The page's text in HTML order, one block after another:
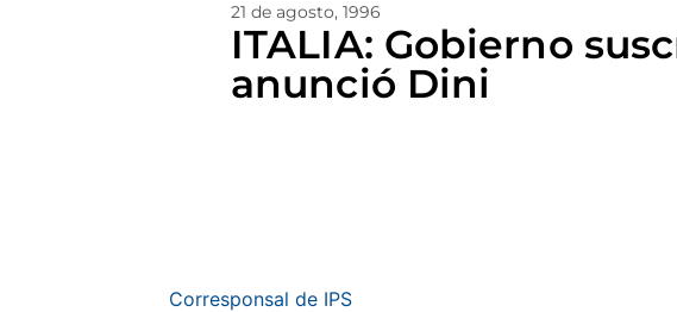
21 de agosto, 1996
ITALIA: Gobierno
anunció Dini
Corresponsal de IPS